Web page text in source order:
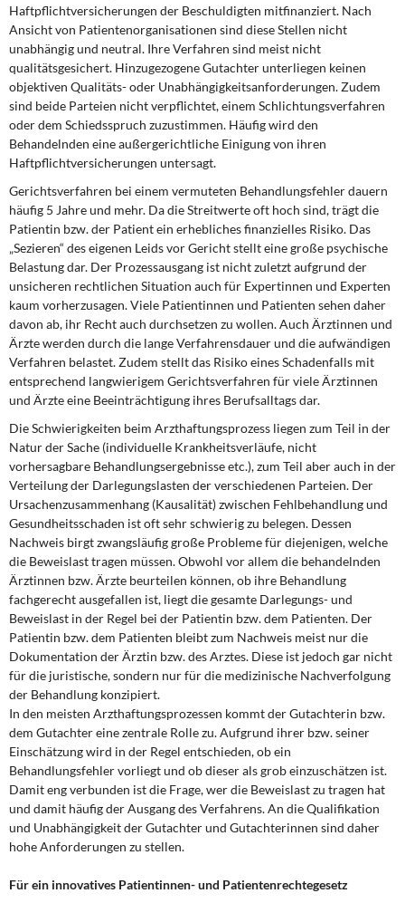
Haftpflichtversicherungen der Beschuldigten mitfinanziert. Nach
Ansicht von Patientenorganisationen sind diese Stellen nicht
unabhängig und neutral. Ihre Verfahren sind meist nicht
qualitätsgesichert. Hinzugezogene Gutachter unterliegen keinen
objektiven Qualitäts- oder Unabhängigkeitsanforderungen. Zudem
sind beide Parteien nicht verpflichtet, einem Schlichtungsverfahren
oder dem Schiedsspruch zuzustimmen. Häufig wird den
Behandelnden eine außergerichtliche Einigung von ihren
Haftpflichtversicherungen untersagt.
Gerichtsverfahren bei einem vermuteten Behandlungsfehler dauern
häufig 5 Jahre und mehr. Da die Streitwerte oft hoch sind, trägt die
Patientin bzw. der Patient ein erhebliches finanzielles Risiko. Das
„Sezieren“ des eigenen Leids vor Gericht stellt eine große psychische
Belastung dar. Der Prozessausgang ist nicht zuletzt aufgrund der
unsicheren rechtlichen Situation auch für Expertinnen und Experten
kaum vorherzusagen. Viele Patientinnen und Patienten sehen daher
davon ab, ihr Recht auch durchsetzen zu wollen. Auch Ärztinnen und
Ärzte werden durch die lange Verfahrensdauer und die aufwändigen
Verfahren belastet. Zudem stellt das Risiko eines Schadenfalls mit
entsprechend langwierigem Gerichtsverfahren für viele Ärztinnen
und Ärzte eine Beeinträchtigung ihres Berufsalltags dar.
Die Schwierigkeiten beim Arzthaftungsprozess liegen zum Teil in der
Natur der Sache (individuelle Krankheitsverläufe, nicht
vorhersagbare Behandlungsergebnisse etc.), zum Teil aber auch in der
Verteilung der Darlegungslasten der verschiedenen Parteien. Der
Ursachenzusammenhang (Kausalität) zwischen Fehlbehandlung und
Gesundheitsschaden ist oft sehr schwierig zu belegen. Dessen
Nachweis birgt zwangsläufig große Probleme für diejenigen, welche
die Beweislast tragen müssen. Obwohl vor allem die behandelnden
Ärztinnen bzw. Ärzte beurteilen können, ob ihre Behandlung
fachgerecht ausgefallen ist, liegt die gesamte Darlegungs- und
Beweislast in der Regel bei der Patientin bzw. dem Patienten. Der
Patientin bzw. dem Patienten bleibt zum Nachweis meist nur die
Dokumentation der Ärztin bzw. des Arztes. Diese ist jedoch gar nicht
für die juristische, sondern nur für die medizinische Nachverfolgung
der Behandlung konzipiert.
In den meisten Arzthaftungsprozessen kommt der Gutachterin bzw.
dem Gutachter eine zentrale Rolle zu. Aufgrund ihrer bzw. seiner
Einschätzung wird in der Regel entschieden, ob ein
Behandlungsfehler vorliegt und ob dieser als grob einzuschätzen ist.
Damit eng verbunden ist die Frage, wer die Beweislast zu tragen hat
und damit häufig der Ausgang des Verfahrens. An die Qualifikation
und Unabhängigkeit der Gutachter und Gutachterinnen sind daher
hohe Anforderungen zu stellen.
Für ein innovatives Patientinnen- und Patientenrechtegesetz